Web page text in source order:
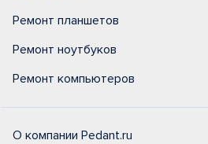
Ремонт планшетов
Ремонт ноутбуков
Ремонт компьютеров
О компании Pedant.ru